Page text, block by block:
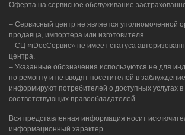
Оферта на сервисное обслуживание
– Сервисный центр не является уполномоченной
продавца, импортера или изготовителя.
– СЦ «iDocСервис» не имеет статуса
центра.
– Указанные обозначения используются не для
по ремонту и не вводят посетителей в
информируют потребителей о доступных услугах
соответствующих правообладателей.
Вся представленная информация носит
информационный характер.